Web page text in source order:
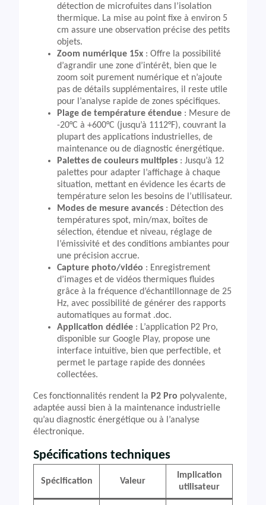
détection de microfuites dans l’isolation
thermique. La mise au point fixe à environ 5
cm assure une observation précise des petits
objets.
Zoom numérique 15x : Offre la possibilité
d’agrandir une zone d’intérêt, bien que le
zoom soit purement numérique et n’ajoute
pas de détails supplémentaires, il reste utile
pour l’analyse rapide de zones spécifiques.
Plage de température étendue : Mesure de
-20°C à +600°C (jusqu’à 1112°F), couvrant la
plupart des applications industrielles, de
maintenance ou de diagnostic énergétique.
Palettes de couleurs multiples : Jusqu’à 12
palettes pour adapter l’affichage à chaque
situation, mettant en évidence les écarts de
température selon les besoins de l’utilisateur.
Modes de mesure avancés : Détection des
températures spot, min/max, boîtes de
sélection, étendue et niveau, réglage de
l’émissivité et des conditions ambiantes pour
une précision accrue.
Capture photo/vidéo : Enregistrement
d’images et de vidéos thermiques fluides
grâce à la fréquence d’échantillonnage de 25
Hz, avec possibilité de générer des rapports
automatiques au format .doc.
Application dédiée : L’application P2 Pro,
disponible sur Google Play, propose une
interface intuitive, bien que perfectible, et
permet le partage rapide des données
collectées.
Ces fonctionnalités rendent la P2 Pro polyvalente,
adaptée aussi bien à la maintenance industrielle
qu’au diagnostic énergétique ou à l’analyse
électronique.
Spécifications techniques
Spécification Valeur
Implication
utilisateur